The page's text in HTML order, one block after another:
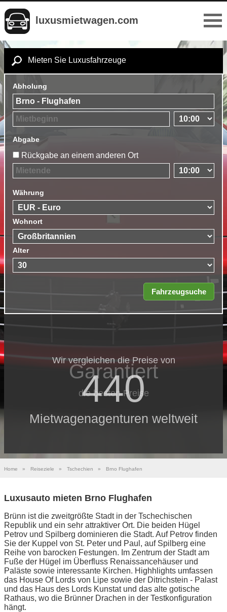
luxusmietwagen.com
Mieten Sie Luxusfahrzeuge
Abholung
Abgabe
Rückgabe an einem anderen Ort
Währung
Wohnort
Alter
Wir vergleichen die Preise von
440
Mietwagenagenturen weltweit
Garantiert
die besten Preise
Home » Reiseziele » Tschechien » Brno Flughafen
Luxusauto mieten Brno Flughafen
Brünn ist die zweitgrößte Stadt in der Tschechischen
Republik und ein sehr attraktiver Ort. Die beiden Hügel
Petrov und Spilberg dominieren die Stadt. Auf Petrov finden
Sie der Kuppel von St. Peter und Paul, auf Spilberg eine
Reihe von barocken Festungen. Im Zentrum der Stadt am
Fuße der Hügel im Überfluss Renaissancehäuser und
Paläste sowie interessante Kirchen. Highhlights umfassen
das House Of Lords von Lipe sowie der Ditrichstein - Palast
und das Haus des Lords Kunstat und das alte gotische
Rathaus, wo die Brünner Drachen in der Testkonfiguration
hängt.